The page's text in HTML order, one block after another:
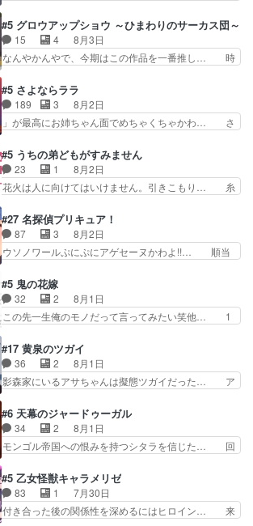
マン趣味ダダ漏れで好き… 期末試験が始まろうと
しておりスピカは対策… 能力鑑定胸像タリスマン
氏容姿も評価してし…
関係の清算が粛々と進められているサラ… サラと
の関係に対して完全に「昔の女」とし… ルーシー
にデレるルディが完全に親バカで微… サラとは会
ってほしいちゃんとした別れ方し… サラは未練0
キャラモヤモヤする別れ方だ… 役で出演させてい
ただきました！よろしくお… 毎クールメインヒロ
インを好きになっちゃう…
#5 グロウアップショウ ～ひまわりのサーカス団～
15 4
8月3日
なんやかんやで、今期はこの作品を一番推し… 時
愛すぎるな楠木ともりちゃんのね… デフォルメさ
れた表情が特に多かったのが印… 葵＆茜の回も良
きでした。あの証拠写真、ひ… 互いが互いのこと
を想っているのにすれ違っ… 第５話をｄアニメス
んと練習したい〟と言… 本当この作品は「キャ
ラ」を活かすのがうま… みずかちゃんの介入で双
子の仲にヒビが………
#5 さよならララ
189 3
8月2日
」が最高にお姉ちゃん面でめちゃくちゃかわ… さ
を振り切ってみんなに謝ったララの思い… 仕事に
馴染めない辺り観ていて苦しいところ… ララちゃ
んの事情はもう少し皆に話して良い… ララと茉里
とで初のアルバイト。七転八倒し… 労働するプリ
てケーキ食べて、帰りにカメ… ララが働く事での
てんやわんや。働いて大変… 地道に働き人と関わ
る日々の中に愛を見いだ…
#5 うちの弟どもがすみません
23 1
8月2日
花火は人に向けてはいけません。引きこもり… 糸
お名前を見たんだけどあの中村大樹さん… 糸ちゃ
んカッケー、色んな意味でwゲームが… 姉から性
的興奮覚えてないよね？なんて言わ… テーマ：引
きこもりの理由感想は、久しぶり… 元ゲーマーな
んの距離感おかしいね(*´… 糸と源ははよ好きお
うとると言わんかい！引… ショウくんと対等に話
すためにゲームをする…
#27 名探偵プリキュア！
87 3
8月2日
ウソノワールぷにぷにアゲセーヌかわよ!!… 順当
取り戻し正式に探偵事務所で働き始め… ポワロ、
元ネタを解説して原作に誘導するの… くれあさん
の探偵としての初事件にしてちょ… ・急にクイズ
番組が始まったw・妖精ウソノ… るるかの助手だ
の！？クレアさん探偵すぎ… 突然のポアロクイズ
は草なんよ。んで、あん… 今回からついにくれあ
が探偵事務所の仲間に…
#5 鬼の花嫁
32 2
8月1日
この先一生俺のモノだって言ってみたい笑他… 1
さん柚子に18年分の誕生日プレゼント… 柚子は
鬼龍院家から初めて学校に通う事にな… プレゼン
ト攻撃ヤバすぎるwwwヴァイオレ… 玲夜さまサ
プライズの、これまでの柚子ちゃ… 玲夜から柚子
んへ…もう中学生な… 梅原の人が18歳になるま
での誕生プレゼン… なよなよした男（cv石田彰）
梅ちゃんがた…
#17 黄泉のツガイ
36 2
8月1日
影森家にいるアサちゃんは擬態ツガイだった… ア
にアサはいなかった逆にガブちゃんはい… 影森の
当主が際限なくツガイを増やせるのに… 今回はも
うガブちゃんさんの悲鳴にも似た怒… ユルと戦っ
た時から伏線が張られていたのが… しかしアサ
い筈のガブちゃん、アキオの… 色々とひっかけが
あって、最終的に嫌な終わ… ゴンゾウが従える大
量のツガイに何事かと思…
#6 天幕のジャードゥーガル
34 2
8月1日
モンゴル帝国への恨みを持つシタラを信じた… 回
タイの妃になってもその心は晴れず、モ… ドレゲ
ネの過去、宝石だった彼女が人になり… ドレゲネ
の過去、、辛かった、、あのジャタ… 年上旦那が
良い人でも、女は宝石でただ笑っ… ダイルの儀式
#5 乙女怪獣キャラメリゼ
83 1
7月30日
付き合った後の関係性を深めるにはヒロイン… 来